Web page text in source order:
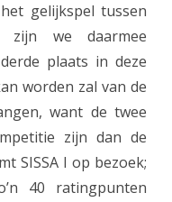
gelijkspel tussen
zijn we daarmee
plaats in deze
worden zal van de
want de twee
zijn dan de
SISSA I op bezoek;
40 ratingpunten